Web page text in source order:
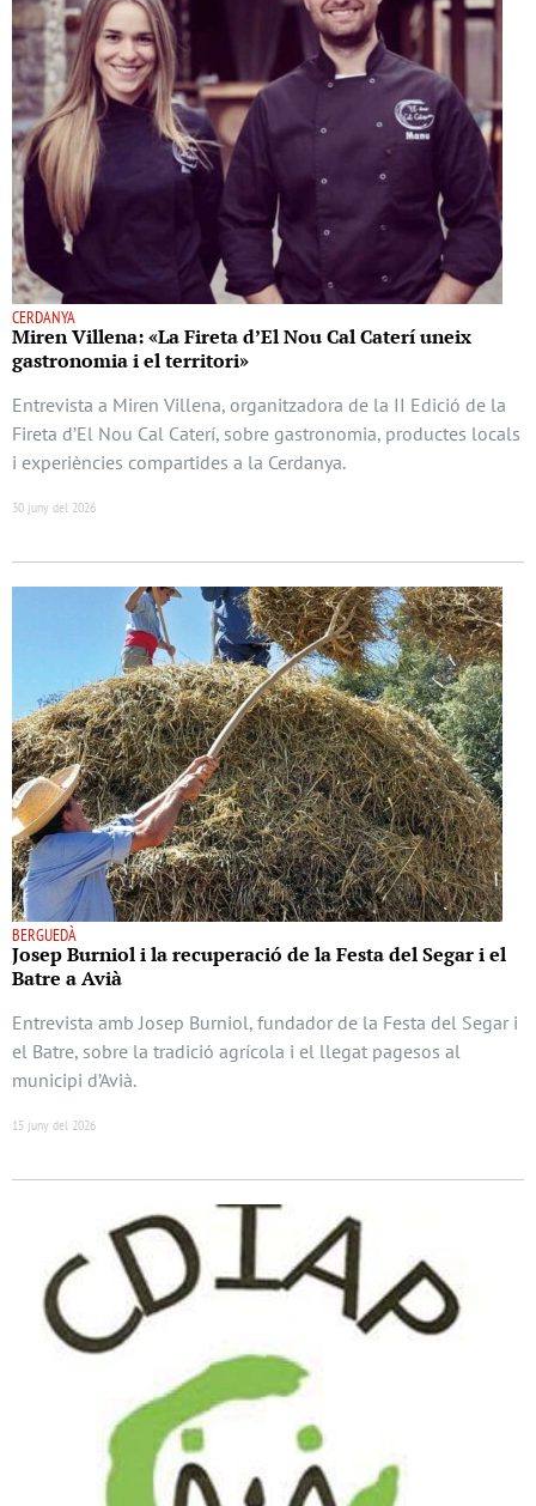
CERDANYA
Miren Villena: «La Fireta d’El Nou Cal Caterí uneix
gastronomia i el territori»
Entrevista a Miren Villena, organitzadora de la II Edició de la
Fireta d’El Nou Cal Caterí, sobre gastronomia, productes locals
i experiències compartides a la Cerdanya.
30 juny del 2026
BERGUEDÀ
Josep Burniol i la recuperació de la Festa del Segar i el
Batre a Avià
Entrevista amb Josep Burniol, fundador de la Festa del Segar i
el Batre, sobre la tradició agrícola i el llegat pagesos al
municipi d’Avià.
15 juny del 2026